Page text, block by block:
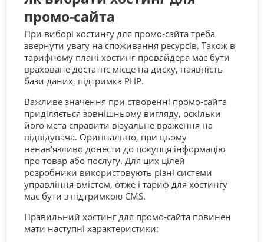
промо-сайта
При виборі хостингу для промо-сайта треба
звернути увагу на споживання ресурсів. Також в
тарифному плані хостинг-провайдера має бути
враховане достатнє місце на диску, наявність
бази даних, підтримка PHP.
Важливе значення при створенні промо-сайта
приділяється зовнішньому вигляду, оскільки
його мета справити візуальне враження на
відвідувача. Оригінально, при цьому
ненав'язливо донести до покупця інформацію
про товар або послугу. Для цих цілей
розробники використовують різні системи
управління вмістом, отже і тариф для хостингу
має бути з підтримкою CMS.
Правильний хостинг для промо-сайта повинен
мати наступні характеристики: